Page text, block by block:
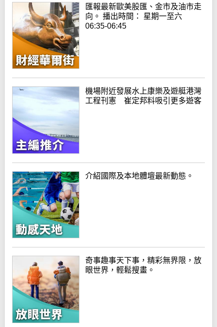
匯報最新歐美股匯、金市及油市走
向。 播出時間： 星期一至六
06:35-06:45
機場附近發展水上康樂及遊艇港灣
工程刊憲 崔定邦料吸引更多遊客
介紹國際及本地體壇最新動態。
奇事趣事天下事，精彩無界限，放
眼世界，輕鬆搜畫。